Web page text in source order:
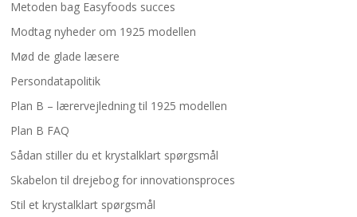
Metoden bag Easyfoods succes
Modtag nyheder om 1925 modellen
Mød de glade læsere
Persondatapolitik
Plan B – lærervejledning til 1925 modellen
Plan B FAQ
Sådan stiller du et krystalklart spørgsmål
Skabelon til drejebog for innovationsproces
Stil et krystalklart spørgsmål